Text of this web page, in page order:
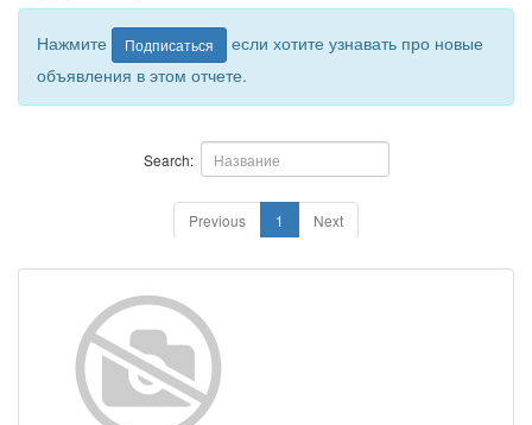
Нажмите Подписаться
если хотите узнавать про новые
объявления в этом отчете.
Search:
Previous 1 Next